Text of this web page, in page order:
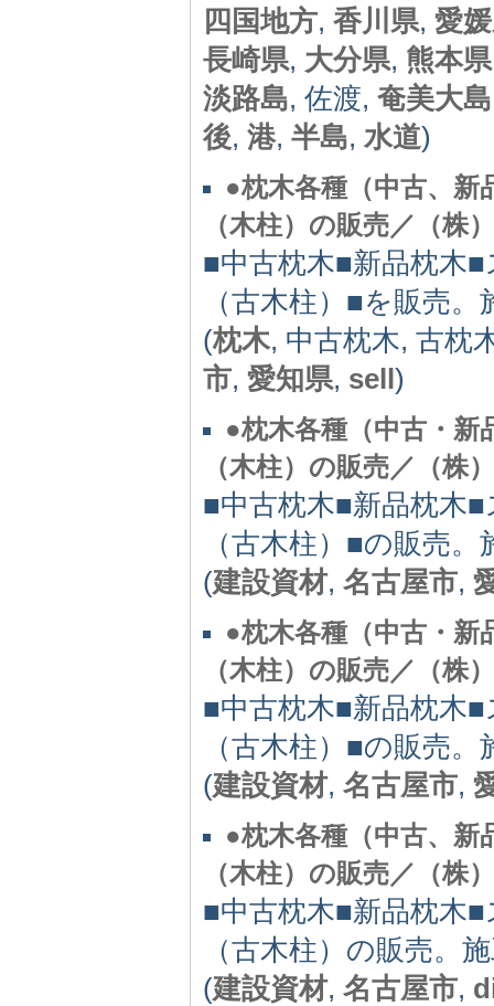
四国地方, 香川県, 愛
長崎県, 大分県, 熊本県
淡路島, 佐渡, 奄美大島
後, 港, 半島, 水道)
●枕木各種（中古、新
（木柱）の販売／（株
■中古枕木■新品枕木
（古木柱）■を販売
(枕木, 中古枕木, 古枕
市, 愛知県, sell)
●枕木各種（中古・新
（木柱）の販売／（株
■中古枕木■新品枕木
（古木柱）■の販売
(建設資材, 名古屋市,
●枕木各種（中古・新
（木柱）の販売／（株
■中古枕木■新品枕木
（古木柱）■の販売
(建設資材, 名古屋市,
●枕木各種（中古、新
（木柱）の販売／（株
■中古枕木■新品枕木
（古木柱）の販売。
(建設資材, 名古屋市,